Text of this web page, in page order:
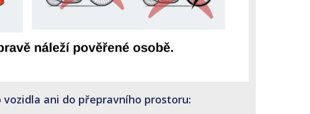
ani do přepravního prostoru: